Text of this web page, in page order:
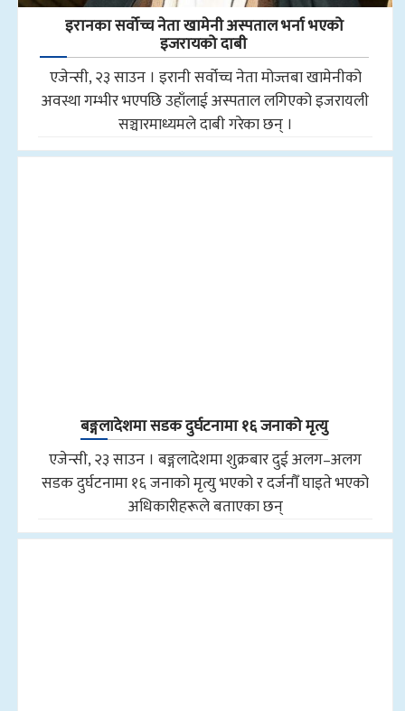
इरानका सर्वोच्च नेता खामेनी अस्पताल भर्ना भएको
इजरायको दाबी
एजेन्सी, २३ साउन । इरानी सर्वोच्च नेता मोज्तबा खामेनीको
अवस्था गम्भीर भएपछि उहाँलाई अस्पताल लगिएको इजरायली
सञ्चारमाध्यमले दाबी गरेका छन् ।
बङ्गलादेशमा सडक दुर्घटनामा १६ जनाको मृत्यु
एजेन्सी, २३ साउन । बङ्गलादेशमा शुक्रबार दुई अलग–अलग
सडक दुर्घटनामा १६ जनाको मृत्यु भएको र दर्जनौँ घाइते भएको
अधिकारीहरूले बताएका छन्